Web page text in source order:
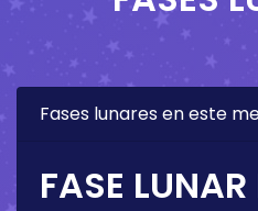
Fases lunares en este
FASE